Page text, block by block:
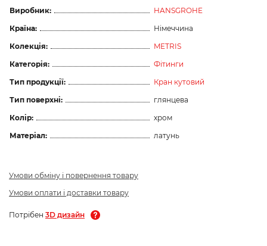
Виробник:
HANSGROHE
Країна:
Німеччина
Колекція:
METRIS
Категорія:
Фітинги
Тип продукції:
Кран кутовий
Тип поверхні:
глянцева
Колір:
хром
Матеріал:
латунь
Умови обміну і повернення товару
Умови оплати і доставки товару
Потрібен 3D дизайн